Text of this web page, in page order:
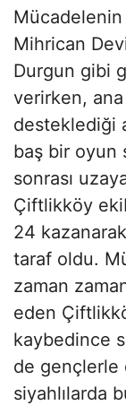
Mihrican
Durgun gibi
verirken,
desteklediği
baş bir oyun
sonrası
Çiftlikköy
24
taraf oldu.
zaman
eden
kaybedince
de gençlerle
siyahlılarda